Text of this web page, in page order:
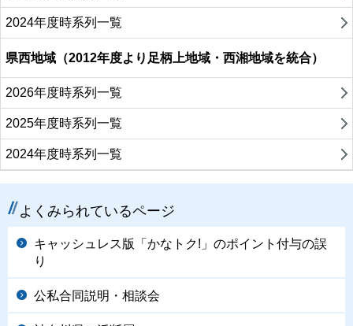
2024年度時系列一覧
県西地域（2012年度より足柄上地域・西湘地域を統合）
2026年度時系列一覧
2025年度時系列一覧
2024年度時系列一覧
よくみられているページ
キャッシュレス版「かなトク!」のポイント付与の誤
り
公私合同説明・相談会